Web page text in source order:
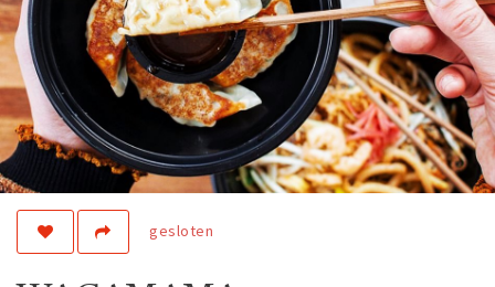
Restaurants
Bars
Hotels
Shops
Live
Work
gesloten